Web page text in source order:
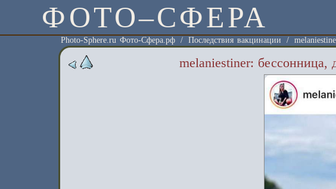
ФОТО–СФЕРА
Photo-Sphere.ru Фото-Сфера.рф / Последствия вакцинации /
melaniestiner: